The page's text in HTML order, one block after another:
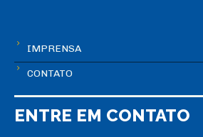
IMPRENSA
CONTATO
ENTRE EM CONTATO